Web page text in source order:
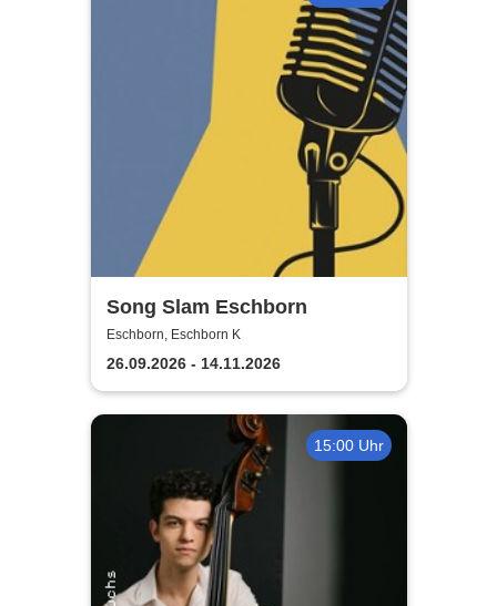
Song Slam Eschborn
Eschborn, Eschborn K
26.09.2026 - 14.11.2026
15:00 Uhr